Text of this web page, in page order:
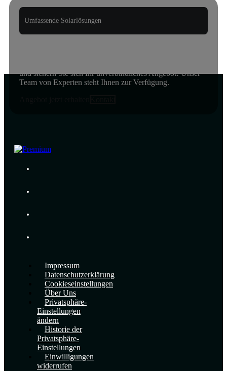
Umfassende Solarlösungen
und sichern Sie sich Ihr unverbindliches Angebot! Unser
Team von Experten steht Ihnen zur Verfügung.
Impressum
Datenschutzerklärung
Cookieseinstellungen
Über Uns
Privatsphäre-
Einstellungen
ändern
Historie der
Privatsphäre-
Einstellungen
Einwilligungen
widerrufen